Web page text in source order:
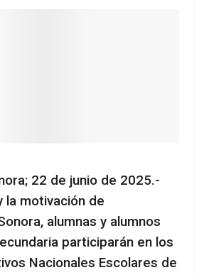
22 de junio de 2025.-
la motivación de
alumnas y alumnos
participarán en los
Nacionales Escolares de